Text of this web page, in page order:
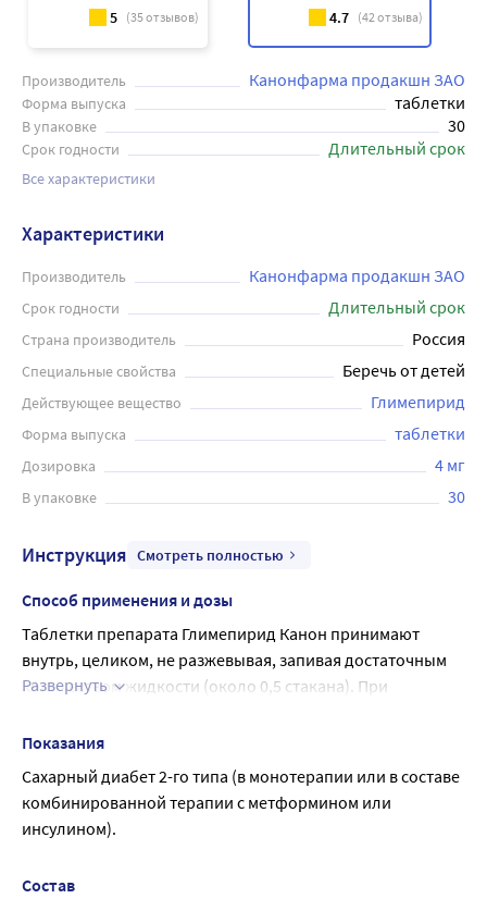
5 (35отзывов) 4.7 (42отзыва)
Производитель Канонфарма продакшн ЗАО
Форма выпуска таблетки
В упаковке 30
Срок годности Длительный срок
Все характеристики
Характеристики
Производитель Канонфарма продакшн ЗАО
Срок годности Длительный срок
Страна производитель Россия
Специальные свойства Беречь от детей
Действующее вещество Глимепирид
Форма выпуска таблетки
Дозировка 4 мг
В упаковке 30
Инструкция Смотреть полностью
Способ применения и дозы
Таблетки препарата Глимепирид Канон принимают
внутрь, целиком, не разжевывая, запивая достаточным
количеством жидкости (около 0,5 стакана). При
риски на две равные части.
Как правило, доза препарата Глимепирид Канон
определяется целевой концентрацией глюкозы в крови.
Должна применяться наименьшая доза, достаточная для
достижения необходимого гликемического контроля.
необходимо регулярно определять концентрацию
Развернуть
Показания
Сахарный диабет 2-го типа (в монотерапии или в составе
комбинированной терапии с метформином или
инсулином).
Состав